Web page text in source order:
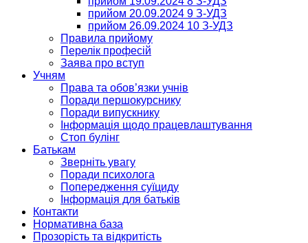
прийом 20.09.2024 9 З-УДЗ
прийом 26.09.2024 10 З-УДЗ
Правила прийому
Перелік професій
Заява про вступ
Учням
Права та обов’язки учнів
Поради першокурснику
Поради випускнику
Інформація щодо працевлаштування
Стоп булінг
Батькам
Зверніть увагу
Поради психолога
Попередження суїциду
Інформація для батьків
Контакти
Нормативна база
Прозорість та відкритість